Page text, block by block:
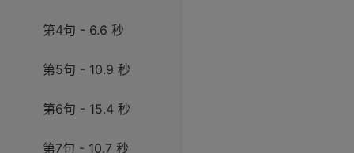
第4句 - 6.6 秒
第5句 - 10.9 秒
第6句 - 15.4 秒
第7句 - 10.7 秒